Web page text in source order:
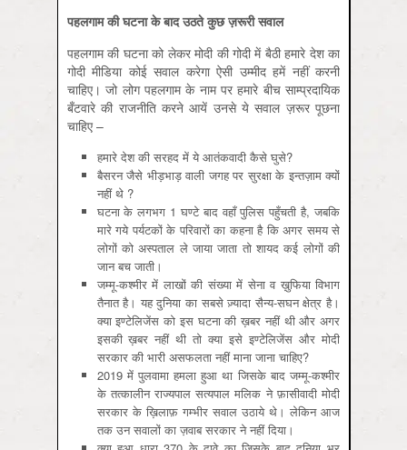
पहलगामकीघटनाकेबादउठतेकुछज़रूरीसवाल
पहलगाम की घटना को लेकर मोदी की गोदी में बैठी हमारे देश का
गोदी मीडिया कोई सवाल करेगा ऐसी उम्मीद हमें नहीं करनी
चाहिए। जो लोग पहलगाम के नाम पर हमारे बीच साम्प्रदायिक
बँटवारे की राजनीति करने आयें उनसे ये सवाल ज़रूर पूछना
चाहिए –
हमारे देश की सरहद में ये आतंकवादी कैसे घुसे?
बैसरन जैसे भीड़भाड़ वाली जगह पर सुरक्षा के इन्तज़ाम क्यों
नहीं थे ?
घटना के लगभग 1 घण्टे बाद वहाँ पुलिस पहुँचती है, जबकि
मारे गये पर्यटकों के परिवारों का कहना है कि अगर समय से
लोगों को अस्पताल ले जाया जाता तो शायद कई लोगों की
जान बच जाती।
जम्मू-कश्मीर में लाखों की संख्या में सेना व ख़ुफिया विभाग
तैनात है। यह दुनिया का सबसे ज़्यादा सैन्य-सघन क्षेत्र है।
क्या इण्टेलिजेंस को इस घटना की ख़बर नहीं थी और अगर
इसकी ख़बर नहीं थी तो क्या इसे इण्टेलिजेंस और मोदी
सरकार की भारी असफलता नहीं माना जाना चाहिए?
2019 में पुलवामा हमला हुआ था जिसके बाद जम्मू-कश्मीर
के तत्कालीन राज्यपाल सत्यपाल मलिक ने फ़ासीवादी मोदी
सरकार के ख़िलाफ़ गम्भीर सवाल उठाये थे। लेकिन आज
तक उन सवालों का ज़वाब सरकार ने नहीं दिया।